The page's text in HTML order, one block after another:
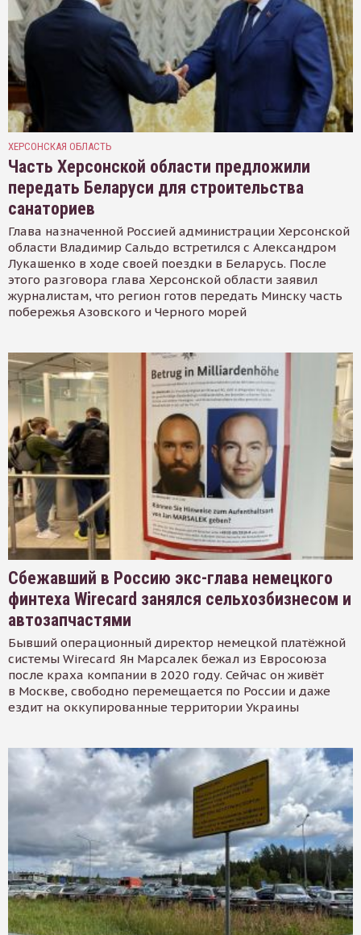
ХЕРСОНСКАЯ ОБЛАСТЬ
Часть Херсонской области предложили
передать Беларуси для строительства
санаториев
Глава назначенной Россией администрации Херсонской
области Владимир Сальдо встретился с Александром
Лукашенко в ходе своей поездки в Беларусь. После
этого разговора глава Херсонской области заявил
журналистам, что регион готов передать Минску часть
побережья Азовского и Черного морей
Сбежавший в Россию экс-глава немецкого
финтеха Wirecard занялся сельхозбизнесом и
автозапчастями
Бывший операционный директор немецкой платёжной
системы Wirecard Ян Марсалек бежал из Евросоюза
после краха компании в 2020 году. Сейчас он живёт
в Москве, свободно перемещается по России и даже
ездит на оккупированные территории Украины